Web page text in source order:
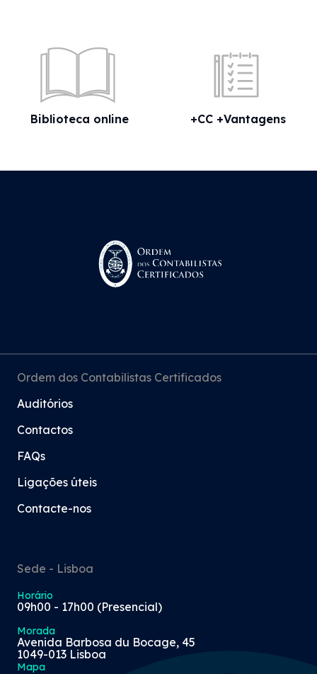
Biblioteca online +CC +Vantagens
Ordem dos Contabilistas Certificados
Auditórios
Contactos
FAQs
Ligações úteis
Contacte-nos
Sede - Lisboa
Horário
09h00 - 17h00 (Presencial)
Morada
Avenida Barbosa du Bocage, 45
1049-013 Lisboa
Mapa